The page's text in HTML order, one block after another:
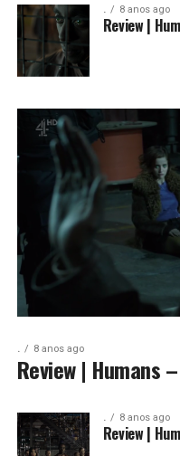
. 8 anos ago
Review |
. 8 anos ago
Review | Humans
. 8 anos ago
Review |